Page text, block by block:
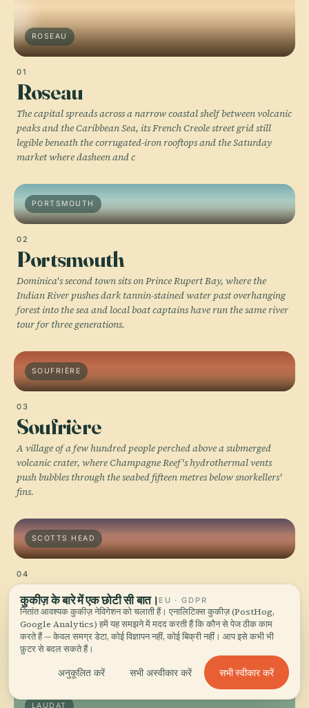
ROSEAU
01
Roseau
The capital spreads across a narrow coastal shelf between volcanic
peaks and the Caribbean Sea, its French Creole street grid still
legible beneath the corrugated-iron rooftops and the Saturday
market where dasheen and c
PORTSMOUTH
02
Portsmouth
Dominica's second town sits on Prince Rupert Bay, where the
Indian River pushes dark tannin-stained water past overhanging
forest into the sea and local boat captains have run the same river
tour for three generations.
SOUFRIÈRE
03
Soufrière
A village of a few hundred people perched above a submerged
volcanic crater, where Champagne Reef's hydrothermal vents
push bubbles through the seabed fifteen metres below snorkellers'
fins.
SCOTTS HEAD
04
Scotts Head
At the island's southwestern tip, a narrow spit of land separates
the Atlantic from the Caribbean, and the ruins of Fort Cachacrou
mark the precise point where two colonial empires once drew their
boundary in stone.
LAUDAT
कुकीज़ के बारे में एक छोटी सी बात। EU · GDPR
नितांत आवश्यक कुकीज़ नेविगेशन को चलाती हैं। एनालिटिक्स कुकीज़ (PostHog,
Google Analytics) हमें यह समझने में मदद करती हैं कि कौन से पेज ठीक काम
करते हैं — केवल समग्र डेटा, कोई विज्ञापन नहीं, कोई बिक्री नहीं। आप इसे कभी भी
फ़ुटर से बदल सकते हैं।
अनुकूलित करें सभी अस्वीकार करें सभी स्वीकार करें